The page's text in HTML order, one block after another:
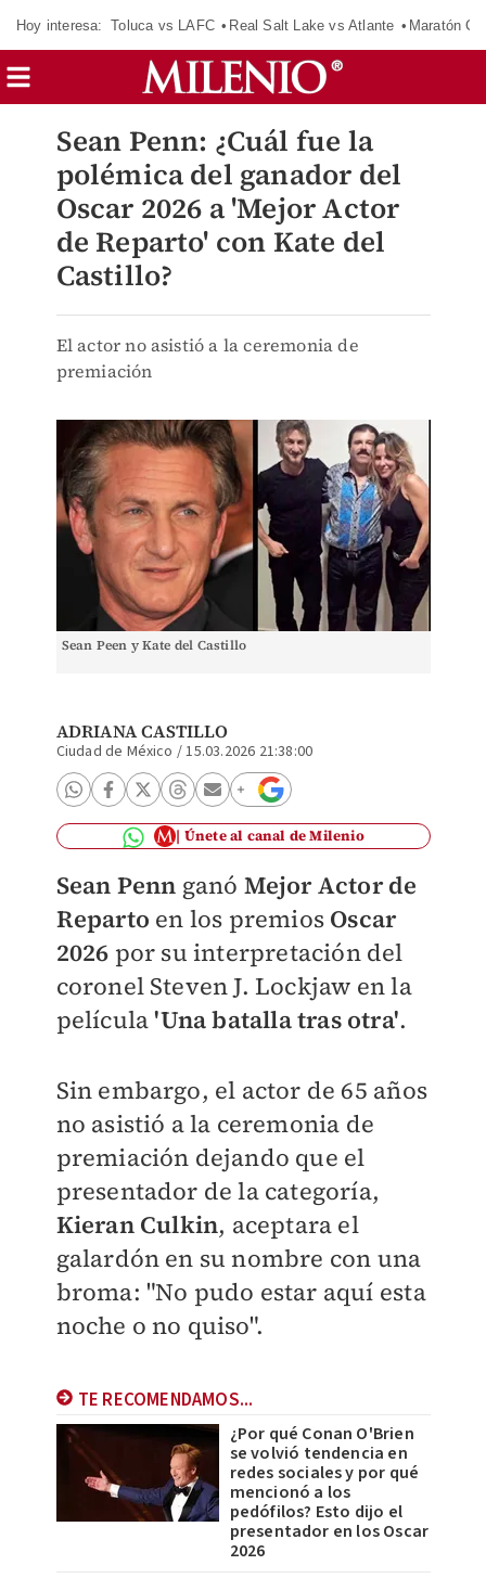
Hoy interesa: Toluca vs LAFC Real Salt Lake vs Atlante Maratón
Sean Penn: ¿Cuál fue la
polémica del ganador del
Oscar 2026 a 'Mejor Actor
de Reparto' con Kate del
Castillo?
El actor no asistió a la ceremonia de
premiación
Sean Peen y Kate del Castillo
ADRIANA CASTILLO
Ciudad de México /15.03.2026 21:38:00
Únete al canal de Milenio
Sean Penn ganó Mejor Actor de
Reparto en los premios Oscar
2026 por su interpretación del
coronel Steven J. Lockjaw en la
película'Una batalla tras otra'.
Sin embargo, el actor de 65 años
no asistió a la ceremonia de
premiación dejando que el
presentador de la categoría,
Kieran Culkin, aceptara el
galardón en su nombre con una
broma: "No pudo estar aquí esta
noche o no quiso".
TE RECOMENDAMOS...
¿Por qué Conan O'Brien
se volvió tendencia en
redes sociales y por qué
mencionó a los
pedófilos? Esto dijo el
presentador en los Oscar
2026